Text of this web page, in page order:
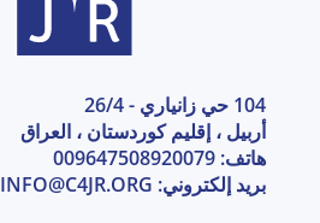
104 حي زانياري - 26/4
أربيل ، إقليم كوردستان ، العراق
هاتف: 009647508920079
بريد إلكتروني: INFO@C4JR.ORG